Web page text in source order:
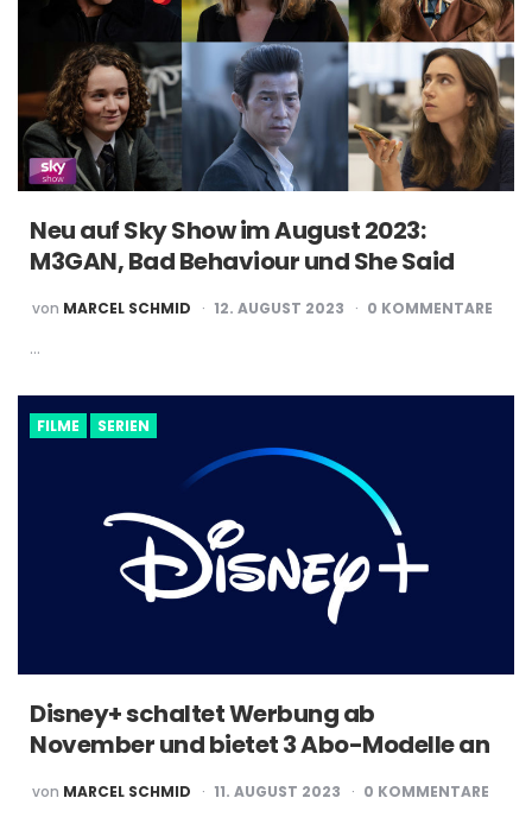
Neu auf Sky Show im August 2023:
M3GAN, Bad Behaviour und She Said
POSTED
BY
von MARCEL SCHMID 12. AUGUST 2023 0 KOMMENTARE
…
FILME SERIEN
Disney+ schaltet Werbung ab
November und bietet 3 Abo-Modelle an
POSTED
BY
von MARCEL SCHMID 11. AUGUST 2023 0 KOMMENTARE